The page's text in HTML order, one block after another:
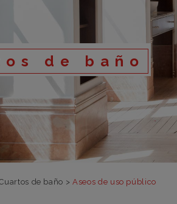
de baño
de baño >Aseos de uso público